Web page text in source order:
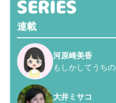
連載
河原崎美香
もしかしてうち
大井ミサコ